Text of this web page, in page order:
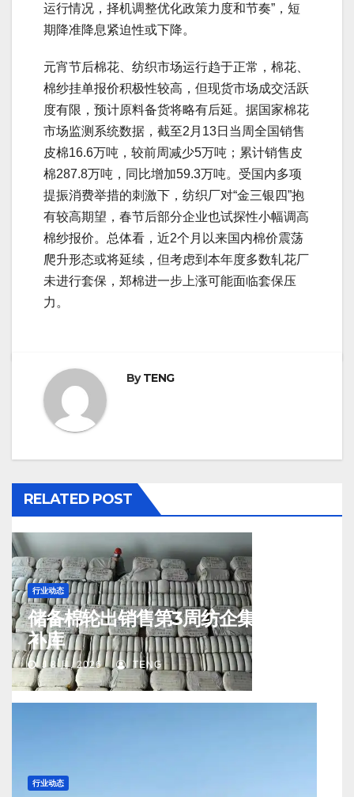
运行情况，择机调整优化政策力度和节奏”，短
期降准降息紧迫性或下降。
元宵节后棉花、纺织市场运行趋于正常，棉花、
棉纱挂单报价积极性较高，但现货市场成交活跃
度有限，预计原料备货将略有后延。据国家棉花
市场监测系统数据，截至2月13日当周全国销售
皮棉16.6万吨，较前周减少5万吨；累计销售皮
棉287.8万吨，同比增加59.3万吨。受国内多项
提振消费举措的刺激下，纺织厂对“金三银四”抱
有较高期望，春节后部分企业也试探性小幅调高
棉纱报价。总体看，近2个月以来国内棉价震荡
爬升形态或将延续，但考虑到本年度多数轧花厂
未进行套保，郑棉进一步上涨可能面临套保压
力。
ByTENG
RELATED POST
行业动态
储备棉轮出销售第3周纺企集中入场
补库
J 8 月, 2026 TENG
行业动态